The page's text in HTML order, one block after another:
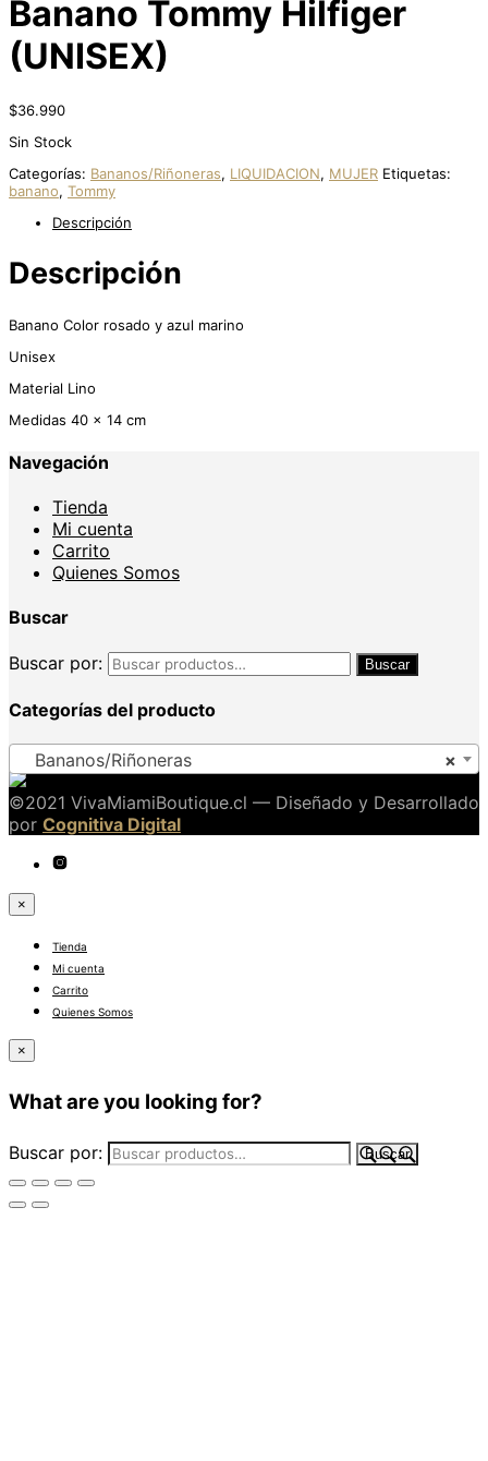
Banano Tommy Hilfiger
(UNISEX)
$36.990
Sin Stock
Categorías: Bananos/Riñoneras, LIQUIDACION, MUJER Etiquetas:
banano, Tommy
Descripción
Descripción
Banano Color rosado y azul marino
Unisex
Material Lino
Medidas 40 x 14 cm
Navegación
Tienda
Mi cuenta
Carrito
Quienes Somos
Buscar
Buscar por: Buscar
Categorías del producto
×
Bananos/Riñoneras
©2021 VivaMiamiBoutique.cl — Diseñado y Desarrollado
por Cognitiva Digital
×
Tienda
Mi cuenta
Carrito
Quienes Somos
×
What are you looking for?
Buscar por: Buscar